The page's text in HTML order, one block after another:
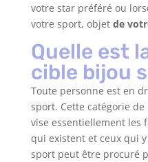
votre star préféré ou
votre sport, objet de
Quelle est
cible bijou
Toute personne est en
sport. Cette catégorie
vise essentiellement les
qui existent et ceux qui
sport peut être procuré